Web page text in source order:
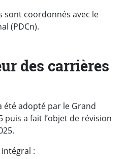
sont coordonnés avec le
(PDCn).
des carrières
été adopté par le Grand
puis a fait l’objet de révision
: